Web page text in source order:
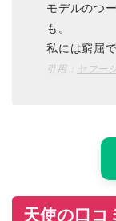
モデルのつ
も。
私には窮屈で
引用： ヤフー
天使の口コ